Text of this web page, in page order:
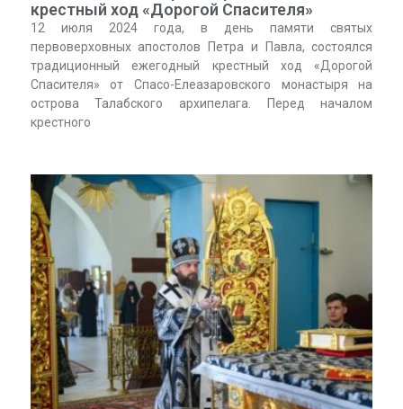
крестный ход «Дорогой Спасителя»
12 июля 2024 года, в день памяти святых
первоверховных апостолов Петра и Павла, состоялся
традиционный ежегодный крестный ход «Дорогой
Спасителя» от Спасо-Елеазаровского монастыря на
острова Талабского архипелага. Перед началом
крестного